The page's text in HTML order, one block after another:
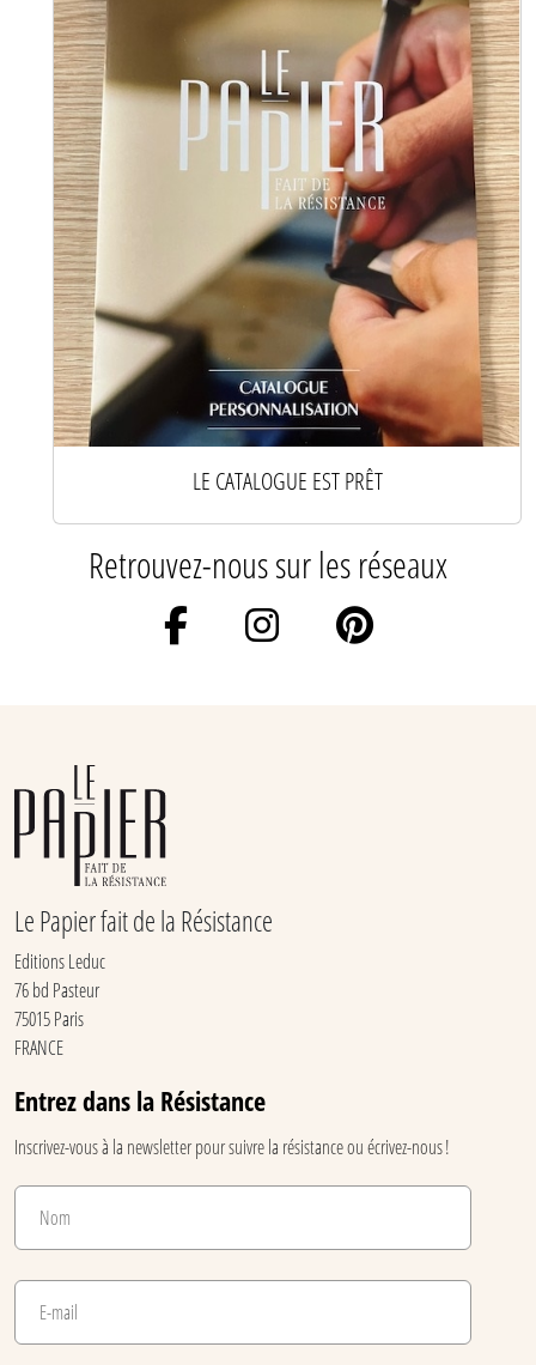
LE CATALOGUE EST PRÊT
Retrouvez-nous sur les réseaux
Le Papier fait de la Résistance
Editions Leduc
76 bd Pasteur
75015 Paris
FRANCE
Entrez dans la Résistance
Inscrivez-vous à la newsletter pour suivre la résistance ou écrivez-nous !